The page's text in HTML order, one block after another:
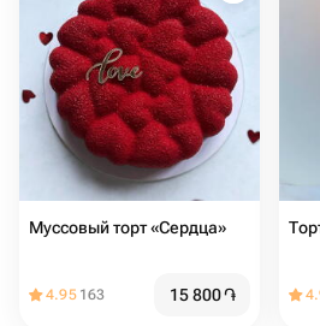
Муссовый торт «Сердца»
4.95 163 15 800֏